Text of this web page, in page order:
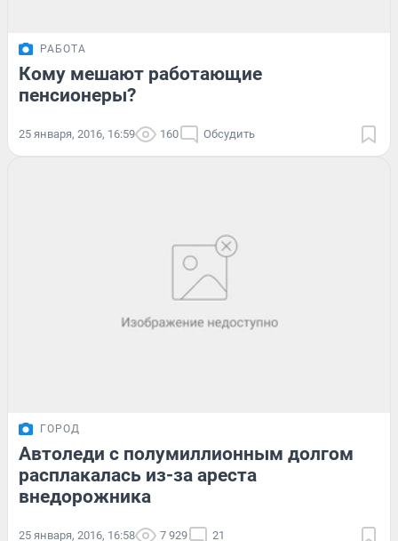
РАБОТА
Кому мешают работающие
пенсионеры?
25 января, 2016, 16:59 160 Обсудить
ГОРОД
Автоледи с полумиллионным долгом
расплакалась из-за ареста
внедорожника
25 января, 2016, 16:58 7 929 21